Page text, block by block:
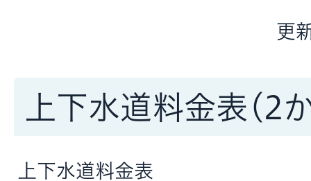
更
上下水道料金表(2
上下水道料金表